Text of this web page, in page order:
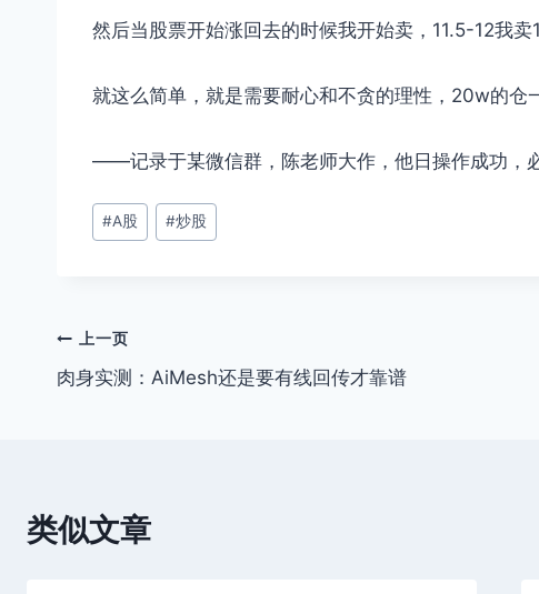
然后当股票开始涨回去的时候我开始卖，11.5-12我
就这么简单，就是需要耐心和不贪的理性，20w的
——记录于某微信群，陈老师大作，他日操作成功，
文
章
#A股 #炒股
文
章
上一页
肉身实测：AiMesh还是要有线回传才靠谱
类似文章